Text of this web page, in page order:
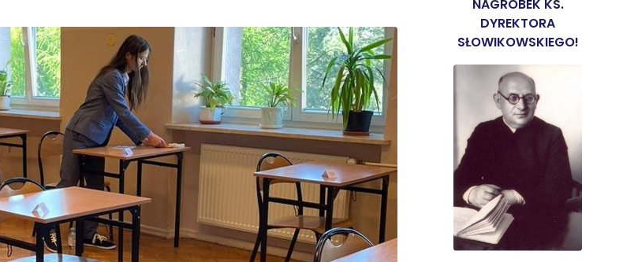
NAGROBEK KS.
DYREKTORA
SŁOWIKOWSKIEGO!